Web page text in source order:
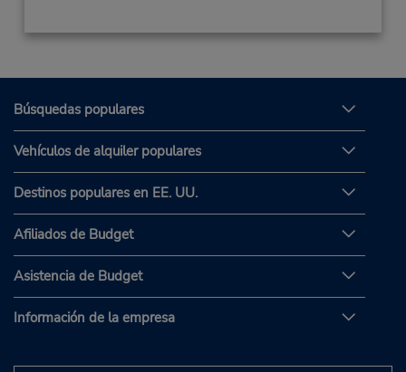
Búsquedas populares
Vehículos de alquiler populares
Destinos populares en EE. UU.
Afiliados de Budget
Asistencia de Budget
Información de la empresa